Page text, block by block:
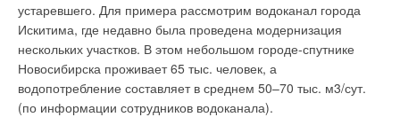
устаревшего. Для примера рассмотрим водоканал города
Искитима, где недавно была проведена модернизация
нескольких участков. В этом небольшом городе-спутнике
Новосибирска проживает 65 тыс. человек, а
водопотребление составляет в среднем 50–70 тыс. м3/сут.
(по информации сотрудников водоканала).
Табл. 5. Относительная
доля теплового
эквивалента
циркуляционного
теплоносителя**
применяется
индивидуальный учет всех
энергоресурсов. В России
же мы привыкли лишь к
счетчику электрической
энергии. Кроме
осуществляется расчет с
теплоснабжающей
организацией, и
распределение суммарного
потребленного количества
тепла по квартирам по